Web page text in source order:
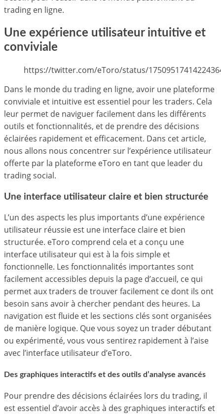
trading en ligne.
Une expérience utilisateur intuitive et
conviviale
https://twitter.com/eToro/status/
Dans le monde du trading en ligne, avoir une plateforme
conviviale et intuitive est essentiel pour les traders. Cela
leur permet de naviguer facilement dans les différents
outils et fonctionnalités, et de prendre des décisions
éclairées rapidement et efficacement. Dans cet article,
nous allons nous concentrer sur l’expérience utilisateur
offerte par la plateforme eToro en tant que leader du
trading social.
Une interface utilisateur claire et bien structurée
L’un des aspects les plus importants d’une expérience
utilisateur réussie est une interface claire et bien
structurée. eToro comprend cela et a conçu une
interface utilisateur qui est à la fois simple et
fonctionnelle. Les fonctionnalités importantes sont
facilement accessibles depuis la page d’accueil, ce qui
permet aux traders de trouver facilement ce dont ils ont
besoin sans avoir à chercher pendant des heures. La
navigation est fluide et les sections clés sont organisées
de manière logique. Que vous soyez un trader débutant
ou expérimenté, vous vous sentirez rapidement à l’aise
avec l’interface utilisateur d’eToro.
Des graphiques interactifs et des outils d’analyse avancés
Pour prendre des décisions éclairées lors du trading, il
est essentiel d’avoir accès à des graphiques interactifs et